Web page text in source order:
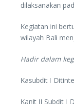
dilaksanakan
Kegiatan ini
wilayah Bali
Hadir dalam
Kasubdit I
Kanit II Subdit I